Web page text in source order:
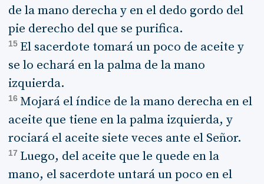
de la mano derecha y en el dedo gordo del
pie derecho del que se purifica.
15 El sacerdote tomará un poco de aceite y
se lo echará en la palma de la mano
izquierda.
16 Mojará el índice de la mano derecha en el
aceite que tiene en la palma izquierda, y
rociará el aceite siete veces ante el Señor.
17 Luego, del aceite que le quede en la
mano, el sacerdote untará un poco en el